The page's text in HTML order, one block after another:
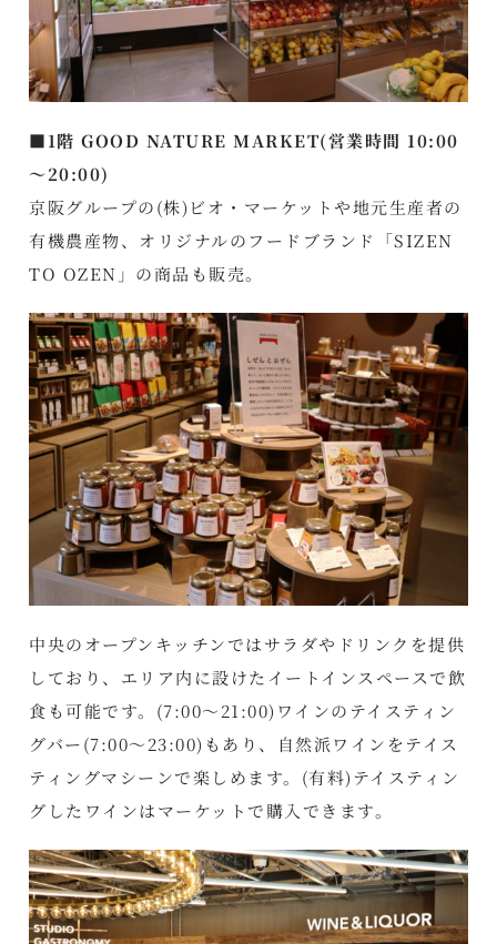
■1階 GOOD NATURE MARKET(営業時間 10:00
～20:00)
京阪グループの(株)ビオ・マーケットや地元生産者の
有機農産物、オリジナルのフードブランド「SIZEN
TO OZEN」の商品も販売。
中央のオープンキッチンではサラダやドリンクを提供
しており、エリア内に設けたイートインスペースで飲
食も可能です。(7:00～21:00)ワインのテイスティン
グバー(7:00～23:00)もあり、自然派ワインをテイス
ティングマシーンで楽しめます。(有料)テイスティン
グしたワインはマーケットで購入できます。